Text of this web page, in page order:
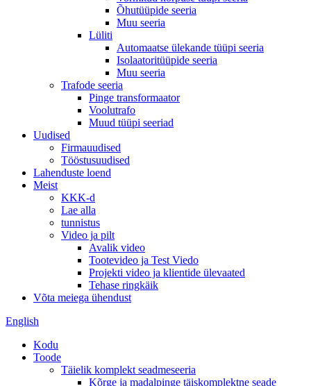
Õhutüüpide seeria
Muu seeria
Lüliti
Automaatse ülekande tüüpi seeria
Isolaatoritüüpide seeria
Muu seeria
Trafode seeria
Pinge transformaator
Voolutrafo
Muud tüüpi seeriad
Uudised
Firmauudised
Tööstusuudised
Lahenduste loend
Meist
KKK-d
Lae alla
tunnistus
Video ja pilt
Avalik video
Tootevideo ja Test Viedo
Projekti video ja klientide ülevaated
Tehase ringkäik
Võta meiega ühendust
English
Kodu
Toode
Täielik komplekt seadmeseeria
Kõrge ja madalpinge täiskomplektne seade